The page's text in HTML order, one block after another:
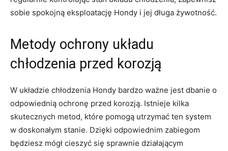
sobie​ spokojną eksploatację Hondy i jej długa żywotność.
Metody ochrony układu
chłodzenia przed korozją
W układzie chłodzenia Hondy bardzo ważne‍ jest dbanie o⁣
odpowiednią ochronę przed korozją. Istnieje kilka
skutecznych⁤ metod, które pomogą utrzymać ten ‌system
w doskonałym​ stanie. Dzięki odpowiednim zabiegom‍
będziesz mógł cieszyć ‌się sprawnie działającym